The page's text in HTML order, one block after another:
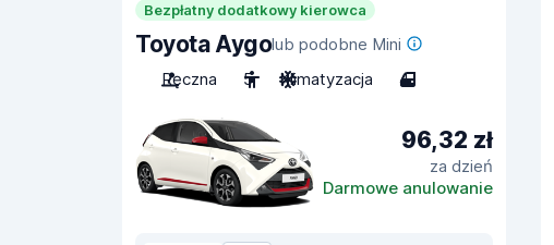
Bezpłatny dodatkowy kierowca
Toyota Aygolub podobne Mini
Ręczna
5 Klimatyzacja 4
96,32 zł
za dzień
Darmowe anulowanie